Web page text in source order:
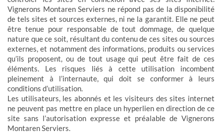
Vignerons Montaren Serviers ne répond pas de la disponibilité
de tels sites et sources externes, ni ne la garantit. Elle ne peut
être tenue pour responsable de tout dommage, de quelque
nature que ce soit, résultant du contenu de ces sites ou sources
externes, et notamment des informations, produits ou services
qu’ils proposent, ou de tout usage qui peut être fait de ces
éléments. Les risques liés à cette utilisation incombent
pleinement à l’internaute, qui doit se conformer à leurs
conditions d’utilisation.
Les utilisateurs, les abonnés et les visiteurs des sites internet
ne peuvent pas mettre en place un hyperlien en direction de ce
site sans l’autorisation expresse et préalable de Vignerons
Montaren Serviers.